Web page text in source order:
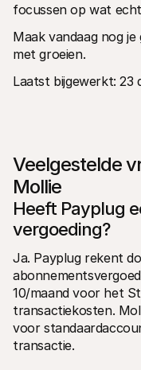
focussen op wat
Maak vandaag nog
met groeien.
Laatst bijgewerkt: 23
Veelgestelde
Mollie
Heeft Payplug
vergoeding?
Ja. Payplug rekent
10/maand voor het
transactiekosten.
voor
transactie.